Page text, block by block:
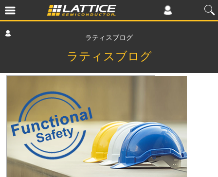
ラティスブログ
ラティスブログ